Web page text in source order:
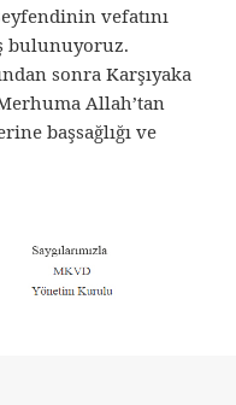
vefatını
bulunuyoruz.
sonra Karşıyaka
Allah’tan
başsağlığı ve